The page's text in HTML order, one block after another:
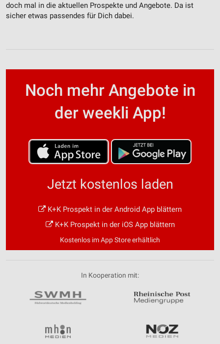
doch mal in die aktuellen Prospekte und Angebote. Da ist
sicher etwas passendes für Dich dabei.
Noch mehr Angebote in
der weekli App!
Jetzt kostenlos laden
K+K Prospekt in der Android App blättern
K+K Prospekt in der iOS App blättern
Kostenlos im App Store erhältlich
In Kooperation mit: